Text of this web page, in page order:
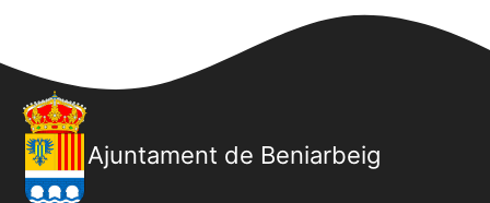
Ajuntament de Beniarbeig